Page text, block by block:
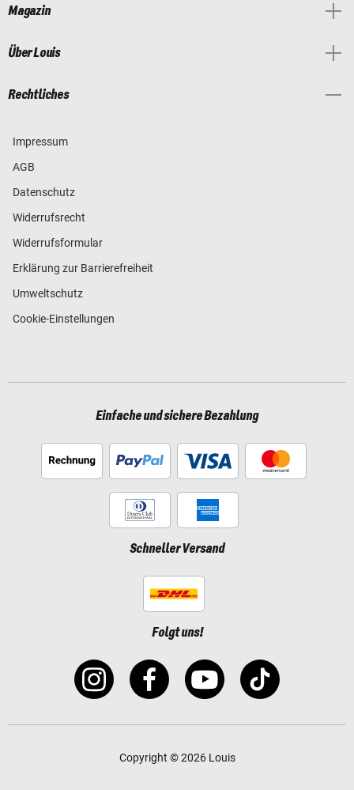
Magazin
Über Louis
Rechtliches
Impressum
AGB
Datenschutz
Widerrufsrecht
Widerrufsformular
Erklärung zur Barrierefreiheit
Umweltschutz
Cookie-Einstellungen
Einfache und sichere Bezahlung
Schneller Versand
Folgt uns!
Copyright © 2026 Louis